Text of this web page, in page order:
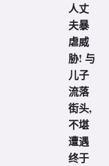
人丈
夫暴
虐威
胁! 与
儿子
流落
街头,
不堪
遭遇
终于